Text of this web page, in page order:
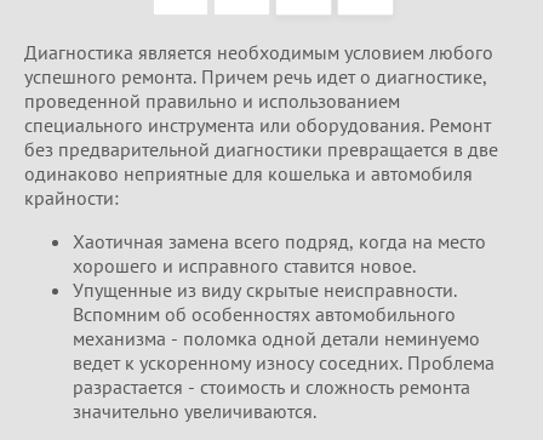
Диагностика является необходимым условием любого
успешного ремонта. Причем речь идет о диагностике,
проведенной правильно и использованием
специального инструмента или оборудования. Ремонт
без предварительной диагностики превращается в две
одинаково неприятные для кошелька и автомобиля
крайности:
Хаотичная замена всего подряд, когда на место
хорошего и исправного ставится новое.
Упущенные из виду скрытые неисправности.
Вспомним об особенностях автомобильного
механизма - поломка одной детали неминуемо
ведет к ускоренному износу соседних. Проблема
разрастается - стоимость и сложность ремонта
значительно увеличиваются.